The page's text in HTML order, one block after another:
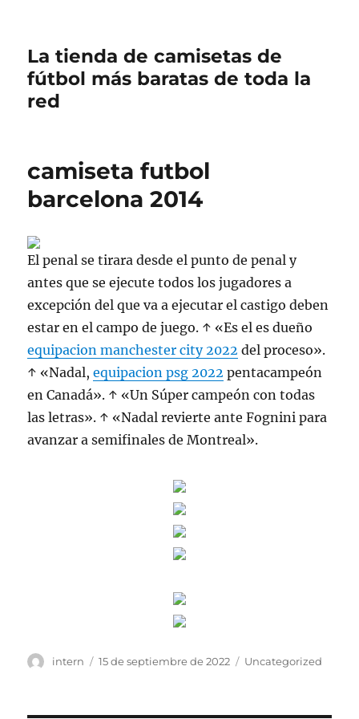
La tienda de camisetas de
fútbol más baratas de toda la
red
camiseta futbol
barcelona 2014
El penal se tirara desde el punto de penal y
antes que se ejecute todos los jugadores a
excepción del que va a ejecutar el castigo deben
estar en el campo de juego. ↑ «Es el es dueño
equipacion manchester city 2022 del proceso».
↑ «Nadal,equipacion psg 2022 pentacampeón
en Canadá». ↑ «Un Súper campeón con todas
las letras». ↑ «Nadal revierte ante Fognini para
avanzar a semifinales de Montreal».
Autor
intern
Publicado
15 de septiembre de 2022 Categorías
Uncategorized